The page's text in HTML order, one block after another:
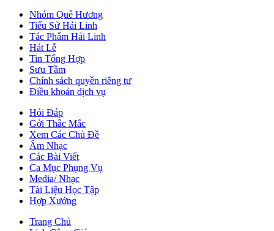
Nhóm Quê Hương
Tiểu Sử Hải Linh
Tác Phẩm Hải Linh
Hát Lễ
Tin Tổng Hợp
Sưu Tầm
Chính sách quyền riêng tư
Điều khoản dịch vụ
Hỏi Đáp
Gởi Thắc Mắc
Xem Các Chủ Đề
Âm Nhạc
Các Bài Viết
Ca Mục Phụng Vụ
Media/ Nhạc
Tài Liệu Học Tập
Hợp Xướng
Trang Chủ